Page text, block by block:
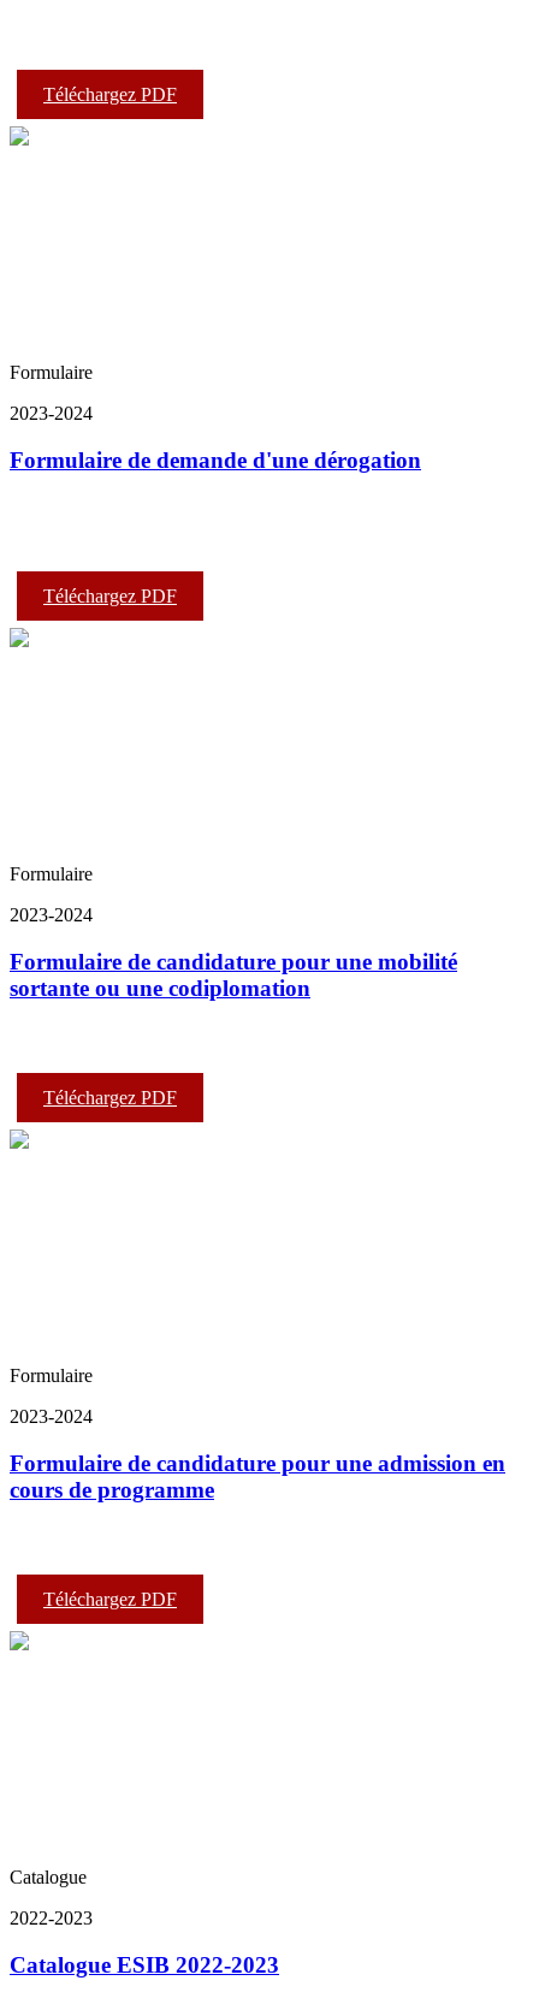
Téléchargez PDF
Formulaire
2023-2024
Formulaire de demande d'une dérogation
Téléchargez PDF
Formulaire
2023-2024
Formulaire de candidature pour une mobilité
sortante ou une codiplomation
Téléchargez PDF
Formulaire
2023-2024
Formulaire de candidature pour une admission en
cours de programme
Téléchargez PDF
Catalogue
2022-2023
Catalogue ESIB 2022-2023